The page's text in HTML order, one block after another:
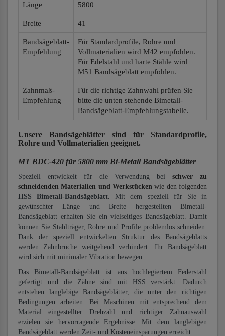
Länge 5800
Breite 41
Bandsägeblatt-
Empfehlung
Für Standardprofile, Rohre und
Vollmaterialien wird M42 empfohlen.
Für Edelstahl und harte Stähle wird
M51 Bandsägeblatt empfohlen.
Zahnmaß-
Empfehlung
Für die richtige Zahnwahl prüfen Sie
bitte die unten stehende Bimetall-
Bandsägeblatt-Empfehlungstabelle.
Unsere Bandsägeblätter sind für Standardprofile,
Rohre und Vollmaterialien geeignet.
MT BDC-420 für 5800 mm Bi-Metall Bandsägeblätter
Speziell entwickelt für die Verwendung beischwer zu
schneidenden Materialien und Werkstücken wie den folgenden
HSS Bimetall-Bandsägeblatt. Mit dem speziell für Sie in
gewünschter Länge und Breite hergestellten Bimetall-
Bandsägeblatt erhalten Sie ein vielseitiges Bandsägeblatt. Damit
können Sie Stahlträger, Rohre und Profile problemlos schneiden.
Dank der speziell entwickelten Struktur des Bandsägeblatts
werden Zahnbrüche weitgehend verhindert. Ihr Bandsägeblatt
wird sich mit minimaler Vibration bewegen.
Das Bimetall-Bandsägeblatt ist aus hochlegiertem Federstahl
gefertigt und die Zähne sind mit HSS verstärkt. Dadurch
entstehen langlebige Bandsägeblätter, die unter den richtigen
Bedingungen arbeiten. Bei Maschinen mit entsprechend dem
Material eingestellter Drehzahl und richtiger Zahnauswahl
erzielen sie hervorragende Ergebnisse. Mit dem langlebigen
Bandsägeblatt werden Zeit- und Kosteneinsparungen erreicht.